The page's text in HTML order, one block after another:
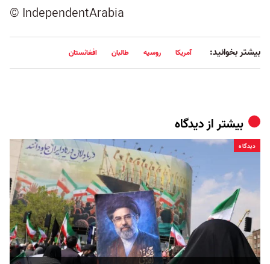
© IndependentArabia
بیشتر بخوانید: آمریکا روسیه طالبان افغانستان
بیشتر ازدیدگاه
دیدگاه